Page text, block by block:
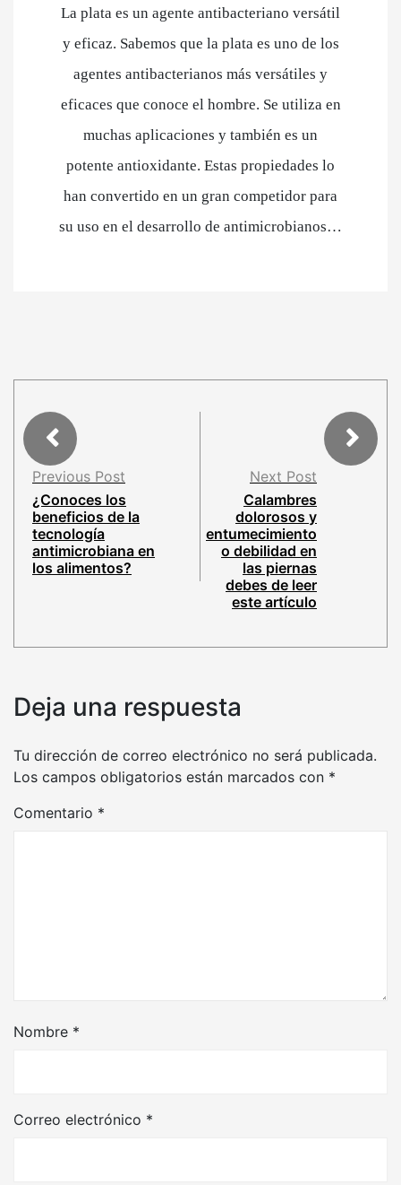
La plata es un agente antibacteriano versátil
y eficaz. Sabemos que la plata es uno de los
agentes antibacterianos más versátiles y
eficaces que conoce el hombre. Se utiliza en
muchas aplicaciones y también es un
potente antioxidante. Estas propiedades lo
han convertido en un gran competidor para
su uso en el desarrollo de antimicrobianos…
Previous Post
¿Conoces los
beneficios de la
tecnología
antimicrobiana en
los alimentos?
Next Post
Calambres
dolorosos y
entumecimiento
o debilidad en
las piernas
debes de leer
este artículo
Deja una respuesta
Tu dirección de correo electrónico no será publicada.
Los campos obligatorios están marcados con *
Comentario *
Nombre *
Correo electrónico *